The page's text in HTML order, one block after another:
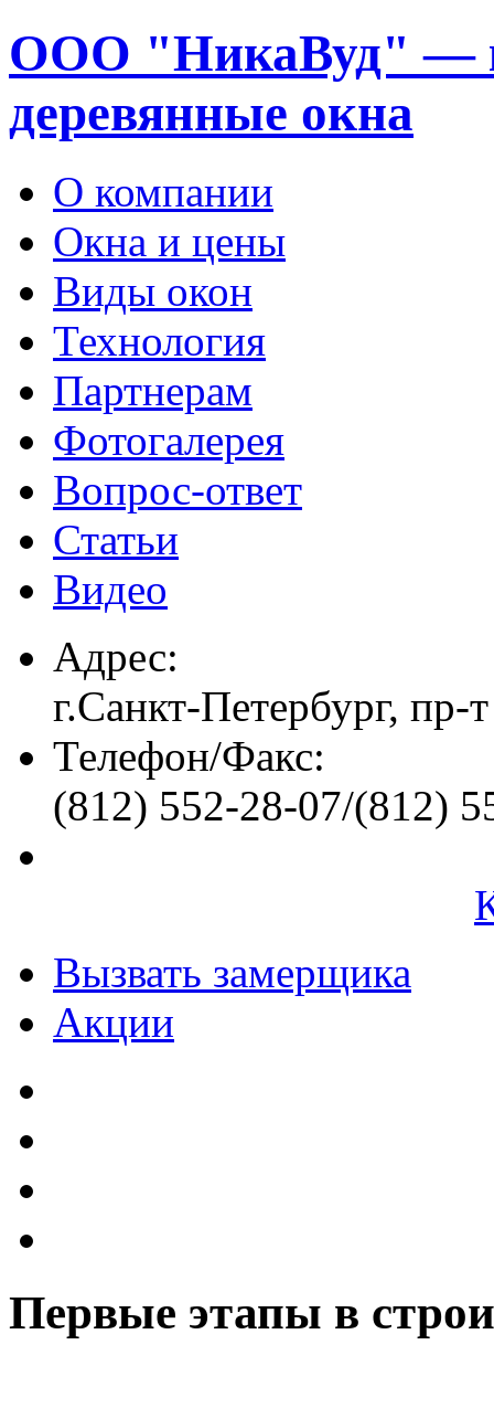
ООО "НикаВуд" —
деревянные окна
О компании
Окна и цены
Виды окон
Технология
Партнерам
Фотогалерея
Вопрос-ответ
Статьи
Видео
Адрес:
г.Санкт-Петербург, пр-
Телефон/Факс:
(812) 552-28-07/(812)
Вызвать замерщика
Акции
Первые этапы в